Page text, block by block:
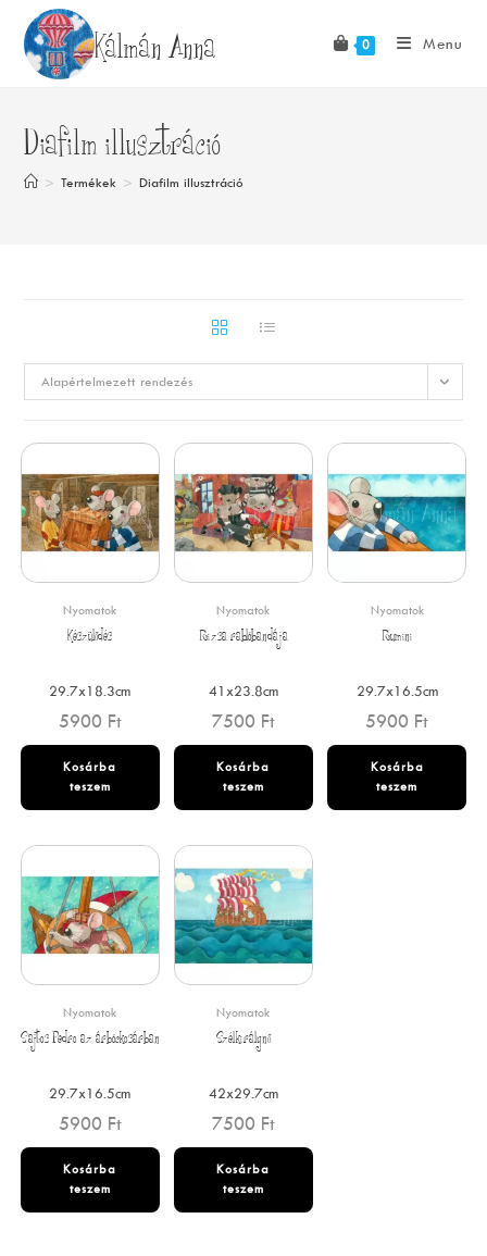
content
Kálmán Anna 0 Menu
Diafilm illusztráció
> Termékek > Diafilm illusztráció
Alapértelmezett rendezés
Nyomatok
Készülődés
29.7x18.3cm
5900 Ft
Kosárba
teszem
Nyomatok
Rizsa rablóbandája
41x23.8cm
7500 Ft
Kosárba
teszem
Nyomatok
Rumini
29.7x16.5cm
5900 Ft
Kosárba
teszem
Nyomatok
Sajtos Pedro az árbóckosárban
29.7x16.5cm
5900 Ft
Kosárba
teszem
Nyomatok
Szélkirálynő
42x29.7cm
7500 Ft
Kosárba
teszem